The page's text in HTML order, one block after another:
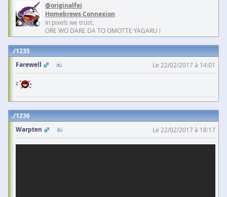
@originalfei
Homebrews Connexion
In pixels we trust.
ORE WO DARE DA TO OMOTTE YAGARU !
1235
Farewell
Le 22/02/2017 à 14:01
²
1236
Warpten
Le 22/02/2017 à 18:17